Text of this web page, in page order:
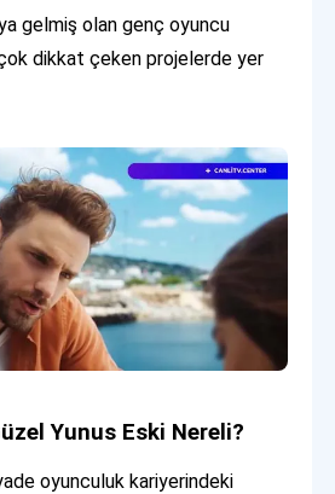
gelmiş olan genç oyuncu
dikkat çeken projelerde yer
Yunus Eski Nereli?
oyunculuk kariyerindeki